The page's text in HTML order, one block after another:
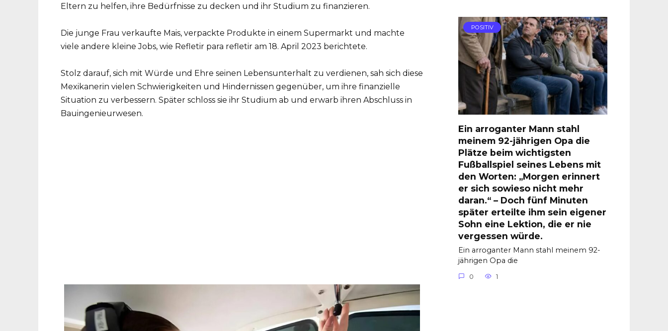
Eltern zu helfen, ihre Bedürfnisse zu decken und ihr Studium zu finanzieren.
Die junge Frau verkaufte Mais, verpackte Produkte in einem Supermarkt und machte
viele andere kleine Jobs, wie Refletir para refletir am 18. April 2023 berichtete.
Stolz darauf, sich mit Würde und Ehre seinen Lebensunterhalt zu verdienen, sah sich diese
Mexikanerin vielen Schwierigkeiten und Hindernissen gegenüber, um ihre finanzielle
Situation zu verbessern. Später schloss sie ihr Studium ab und erwarb ihren Abschluss in
Bauingenieurwesen.
POSITIV
Ein arroganter Mann stahl
meinem 92-jährigen Opa die
Plätze beim wichtigsten
Fußballspiel seines Lebens mit
den Worten: „Morgen erinnert
er sich sowieso nicht mehr
daran.“ – Doch fünf Minuten
später erteilte ihm sein eigener
Sohn eine Lektion, die er nie
vergessen würde.
Ein arroganter Mann stahl meinem 92-
jährigen Opa die
0 1